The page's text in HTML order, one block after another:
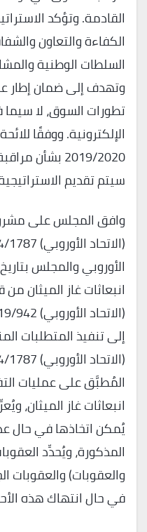
القادمة. وتؤكد
الكفاءة والتعاون
السلطات الوطنية
وتهدف إلى ضمان
تطورات السوق، لا
الإلكترونية. ووفقًا
2019/2020
سيتم تقديم
وافق المجلس على
انبعاثات غاز الميثان
إلى تنفيذ المتطلبات
المُطبَّق على عمليات
انبعاثات غاز الميثان،
يُمكن اتخاذها في حال
المذكورة، ويُحدِّد
والعقوبات) والعقوبات
في حال انتهاك هذه